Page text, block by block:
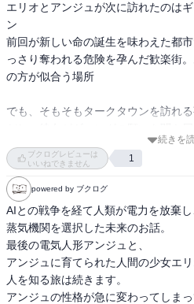
電車の乗り換えは面倒だけど楽しい
こぅでもないって歩いて偶然の瞬間
嬉しさがある。
い出話になる。
エリオとアンジュが次に訪れたのは
ン
前回が新しい命の誕生を味わえた都
っさり奪われる危険を孕んだ歓楽街
の方が似合う場所
でも、そもそもタークタウンを訪れ
られた
こういう点を見ると二人はいい関係
だから今は道を違えてしまったドナ
のような関係へ戻る事だって可能な筈
アランは確かに昔と変わってしまっ
ナルドだって変わってしまった部分が
ドナルドなら自分の力で気付ける。
アランが独力で気付くのは難しくて
続きを
ブクログレビューは
いいねできません
1
powered by ブクログ
AIとの戦争を経て人類が電力を放棄し
蒸気機関を選択した未来のお話。
最後の電気人形アンジュと、
アンジュに育てられた人間の少女エ
人を知る旅は続きます。
アンジュの性格が急に変わってしまっ